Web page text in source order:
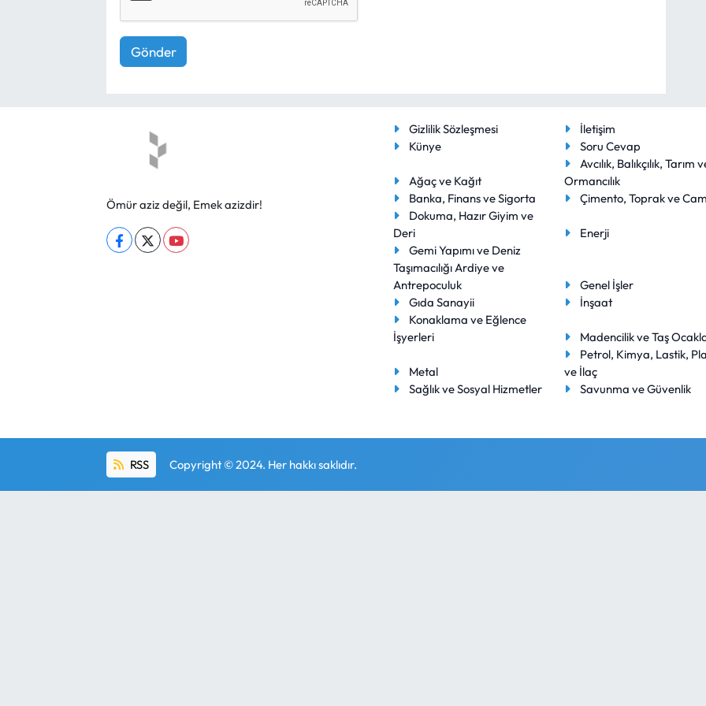
Gönder
Ömür aziz değil, Emek azizdir!
Gizlilik Sözleşmesi
İletişim
Künye
Soru Cevap
Ağaç ve Kağıt
Avcılık, Balıkçılık, Tarım
Ormancılık
Banka, Finans ve Sigorta
Çimento, Toprak ve Cam
Dokuma, Hazır Giyim ve
Deri
Enerji
Gemi Yapımı ve Deniz
Taşımacılığı Ardiye ve
Antrepoculuk
Genel İşler
Gıda Sanayii
İnşaat
Konaklama ve Eğlence
İşyerleri
Madencilik ve Taş
Metal
Petrol, Kimya, Lastik,
ve İlaç
Sağlık ve Sosyal Hizmetler
Savunma ve Güvenlik
RSS Copyright © 2024. Her hakkı saklıdır.